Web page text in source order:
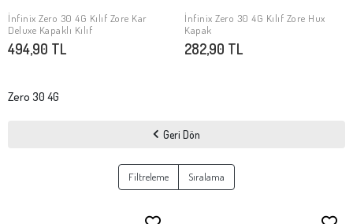
SEPETE EKLE
İnfinix Zero 30 4G Kılıf Zore Kar
Deluxe Kapaklı Kılıf
494,90 TL
SEPETE EKLE
İnfinix Zero 30 4G Kılıf Zore Hux
Kapak
282,90 TL
Zero 30 4G
Geri Dön
Filtreleme Sıralama